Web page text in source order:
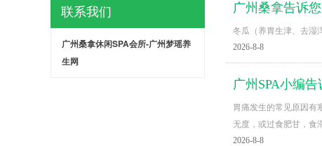
联系我们
广州桑拿休闲SPA会所-广州梦瑶养
生网
广州桑拿告诉
冬瓜（养胃生津、去湿
2026-8-8
广州SPA小编
胃痛发生的常见原因有
无度，或过食肥甘，食
2026-8-8